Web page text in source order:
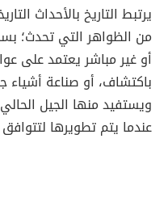
يرتبط التاريخ بالأحداث
من الظواهر التي تحدث؛
أو غير مباشر يعتمد على
باكتشاف، أو صناعة
ويستفيد منها الجيل
عندما يتم تطويرها